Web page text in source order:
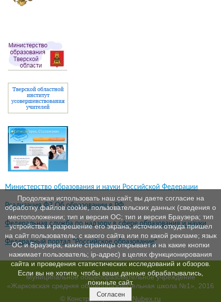
Министерство образования и науки Российской Федерации
Реализация ФЗ Об образовании в РФ
Федеральная служба по надзору в сфере образования и науки
Федералный портал "Российское образование"
Муниципальное общеобразовательное учреждение
«Жарковская средняя общеобразовательная школа №1», 2016
© Конструктор сайтов Nubex.ru
Продолжая использовать наш сайт, вы даете согласие на
обработку файлов cookie, пользовательских данных (сведения о
местоположении; тип и версия ОС; тип и версия Браузера; тип
устройства и разрешение его экрана; источник откуда пришел
на сайт пользователь; с какого сайта или по какой рекламе; язык
ОС и Браузера; какие страницы открывает и на какие кнопки
нажимает пользователь; ip-адрес) в целях функционирования
сайта и проведения статистических исследований и обзоров.
Если вы не хотите, чтобы ваши данные обрабатывались,
покиньте сайт.
Согласен